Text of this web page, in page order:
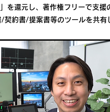
を還元し、著作権フリーで支
約書/提案書等のツールを共有